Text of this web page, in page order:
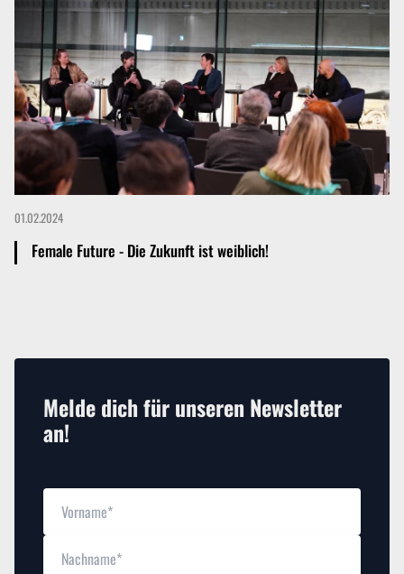
01.02.2024
Female Future - Die Zukunft ist weiblich!
Melde dich für unseren Newsletter
an!